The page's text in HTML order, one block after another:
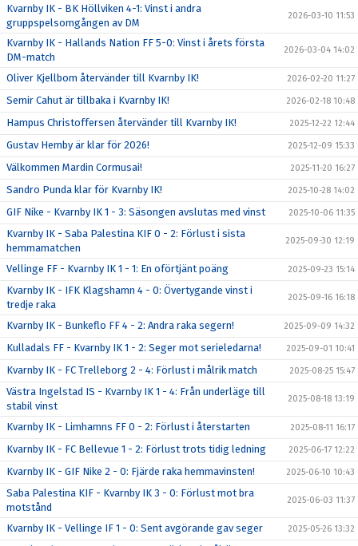
Kvarnby IK - BK Höllviken 4-1: Vinst i andra
gruppspelsomgången av DM
2026-03-10 11:53
Kvarnby IK - Hallands Nation FF 5-0: Vinst i årets första
DM-match
2026-03-04 14:02
Oliver Kjellbom återvänder till Kvarnby IK! 2026-02-20 11:27
Semir Cahut är tillbaka i Kvarnby IK! 2026-02-18 10:48
Hampus Christoffersen återvänder till Kvarnby IK! 2025-12-22 12:44
Gustav Hemby är klar för 2026! 2025-12-09 15:33
Välkommen Mardin Cormusai! 2025-11-20 16:27
Sandro Punda klar för Kvarnby IK! 2025-10-28 14:02
GIF Nike - Kvarnby IK 1 - 3: Säsongen avslutas med vinst 2025-10-06 11:35
Kvarnby IK - Saba Palestina KIF 0 - 2: Förlust i sista
hemmamatchen
2025-09-30 12:19
Vellinge FF - Kvarnby IK 1 - 1: En oförtjänt poäng 2025-09-23 15:14
Kvarnby IK - IFK Klagshamn 4 - 0: Övertygande vinst i
tredje raka
2025-09-16 16:18
Kvarnby IK - Bunkeflo FF 4 - 2: Andra raka segern! 2025-09-09 14:32
Kulladals FF - Kvarnby IK 1 - 2: Seger mot serieledarna! 2025-09-01 10:41
Kvarnby IK - FC Trelleborg 2 - 4: Förlust i målrik match 2025-08-25 15:47
Västra Ingelstad IS - Kvarnby IK 1 - 4: Från underläge till
stabil vinst
2025-08-18 13:19
Kvarnby IK - Limhamns FF 0 - 2: Förlust i återstarten 2025-08-11 16:17
Kvarnby IK - FC Bellevue 1 - 2: Förlust trots tidig ledning 2025-06-17 12:22
Kvarnby IK - GIF Nike 2 - 0: Fjärde raka hemmavinsten! 2025-06-10 10:43
Saba Palestina KIF - Kvarnby IK 3 - 0: Förlust mot bra
motstånd
2025-06-03 11:37
Kvarnby IK - Vellinge IF 1 - 0: Sent avgörande gav seger 2025-05-26 13:32